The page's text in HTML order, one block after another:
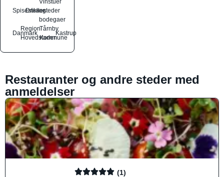
Spisesteder
Drikkesteder
og
bodegaer
Danmark
Region
Hovedstaden
Tårnby
Kommune
Kastrup
Restauranter og andre steder med
anmeldelser
(1)